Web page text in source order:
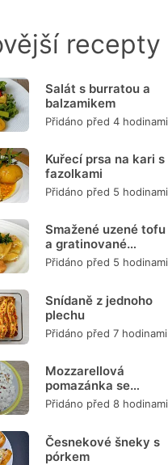
recepty
Salát s burratou a
balzamikem
Přidáno před 4 hodinami
Kuřecí prsa na kari s
fazolkami
Přidáno před 5 hodinami
Smažené uzené tofu
a gratinované
brambory
Přidáno před 5 hodinami
Snídaně z jednoho
plechu
Přidáno před 7 hodinami
Mozzarellová
pomazánka se
šunkou
Přidáno před 8 hodinami
Česnekové šneky s
pórkem